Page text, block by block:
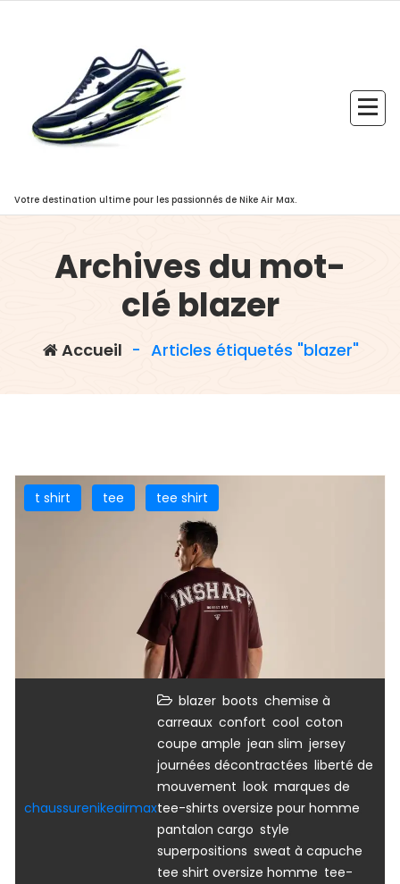
Votre destination ultime pour les passionnés de Nike Air Max.
Archives du mot-
clé blazer
Accueil - Articles étiquetés "blazer"
t shirt tee tee shirt
chaussurenikeairmax
blazer boots chemise à
carreaux confort cool coton
coupe ample jean slim jersey
journées décontractées liberté de
mouvement look marques de
tee-shirts oversize pour homme
pantalon cargo style
superpositions sweat à capuche
tee shirt oversize homme tee-